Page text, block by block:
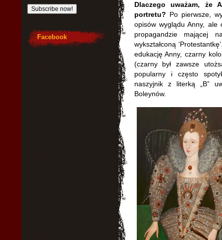
Dlaczego uważam, że
portretu? Po pierwsze,
opisów wyglądu Anny, ale
propagandzie mającej
wykształconą
edukację Anny, czarny
(czarny był zawsze
popularny i często
naszyjnik z literką „B”
Boleynów.
Facebook